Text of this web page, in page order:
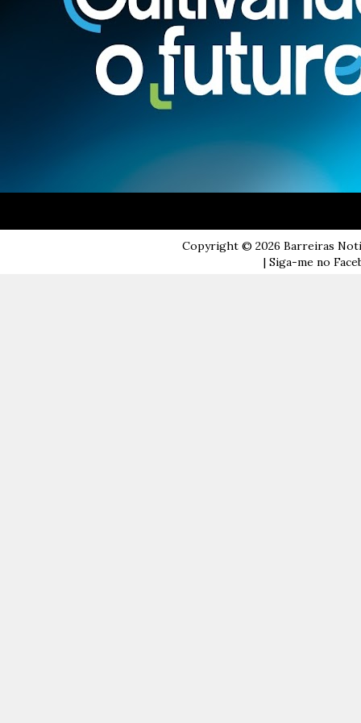
Copyright © 2026 Barreiras
| Siga-me no